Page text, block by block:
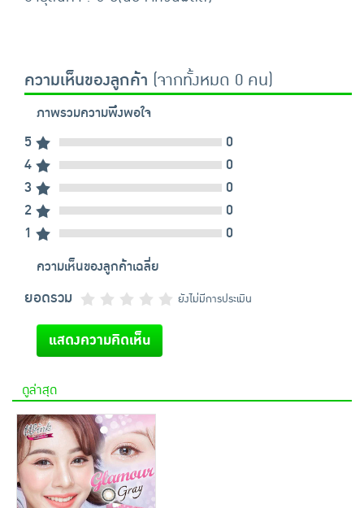
ความเห็นของลูกค้า (จากทั้งหมด 0 คน)
ภาพรวมความพึงพอใจ
5
0
4
0
3
0
2
0
1
0
ความเห็นของลูกค้าเฉลี่ย
ยอดรวม ยังไม่มีการประเมิน
แสดงความคิดเห็น
ดูล่าสุด